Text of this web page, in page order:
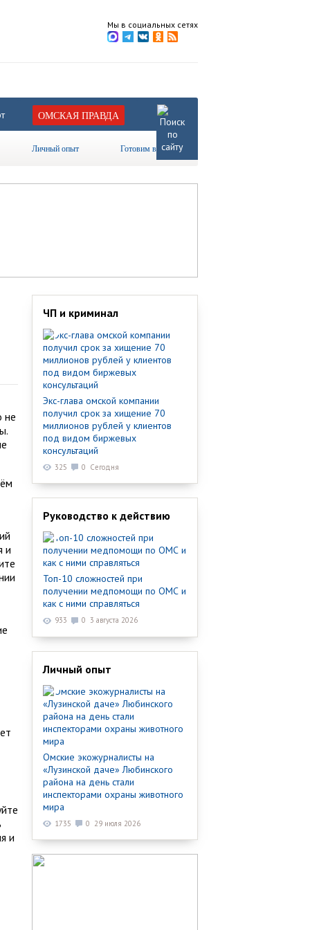
Мы в социальных сетях
ОМСКАЯ ПРАВДА
Личный опыт Готовим вместе
не
и
и
ЧП и криминал
Экс-глава омской компании
получил срок за хищение 70
миллионов рублей у клиентов
под видом биржевых
консультаций
325 0 Сегодня
Руководство к действию
Топ-10 сложностей при
получении медпомощи по ОМС и
как с ними справляться
933 0 3 августа 2026
Личный опыт
Омские экожурналисты на
«Лузинской даче» Любинского
района на день стали
инспекторами охраны животного
мира
1735 0 29 июля 2026